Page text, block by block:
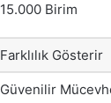
15.000 Birim
Farklılık Gösterir
Güvenilir